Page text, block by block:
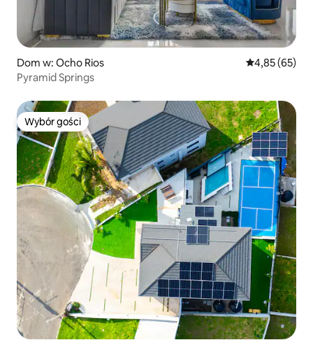
Dom w: Ocho Rios Średnia
4,85 (65)
Pyramid Springs
Wybór gości
Wybór gości